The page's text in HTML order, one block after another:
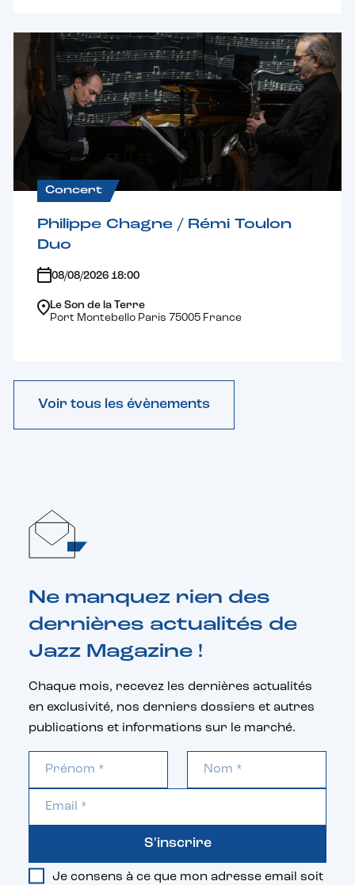
Concert
Philippe Chagne / Rémi Toulon
Duo
08/08/2026 18:00
Le Son de la Terre
Port Montebello Paris 75005 France
Voir tous les évènements
Ne manquez rien des
dernières actualités de
Jazz Magazine !
Chaque mois, recevez les dernières actualités
en exclusivité, nos derniers dossiers et autres
publications et informations sur le marché.
Je consens à ce que mon adresse email soit
S'inscrire